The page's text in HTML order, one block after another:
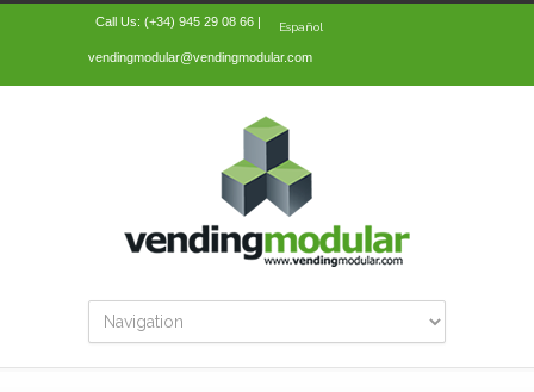
Call Us: (+34) 945 29 08 66 |
vendingmodular@vendingmodular.com
Español